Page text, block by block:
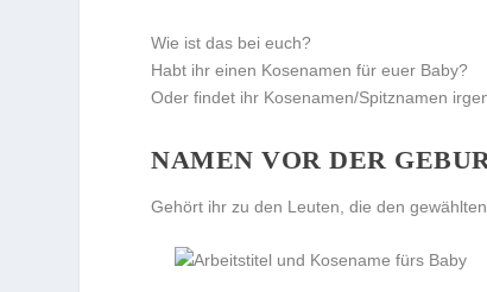
Wie ist das bei euch?
Habt ihr einen Kosenamen für euer Baby?
Oder findet ihr Kosenamen/Spitznamen
NAMEN VOR DER
Gehört ihr zu den Leuten, die den